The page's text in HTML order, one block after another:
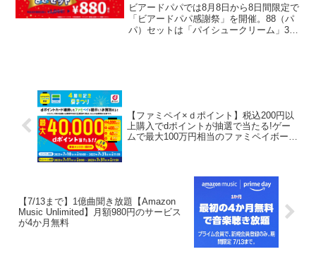
ビアードパパでは8月8日から8日間限定で
「ビアードパパ感謝祭」を開催。88（パ
パ）セットは「パイシュークリーム」3個
【ファミペイ×ｄポイント】税込200円以
上購入でdポイントが抽選で当たる!ゲー
ムで最大100万円相当のファミペイボーナ
【7/13まで】1億曲聞き放題【Amazon
Music Unlimited】月額980円のサービス
が4か月無料